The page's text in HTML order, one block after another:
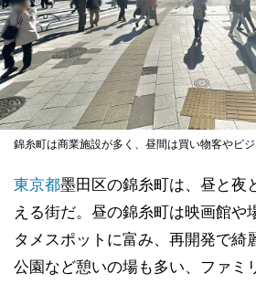
錦糸町は商業施設が多く、昼間は買い物客やビ
東京都墨田区の錦糸町は、昼と夜
える街だ。昼の錦糸町は映画館や
タメスポットに富み、再開発で綺
公園など憩いの場も多い、ファミ